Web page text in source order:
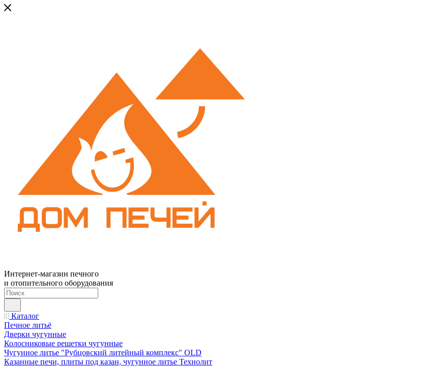
Интернет-магазин печного
и отопительного оборудования
Каталог
Печное литьё
Дверки чугунные
Колосниковые решетки чугунные
Чугунное литье "Рубцовский литейный комплекс" OLD
Казанные печи, плиты под казан, чугунное литье Технолит